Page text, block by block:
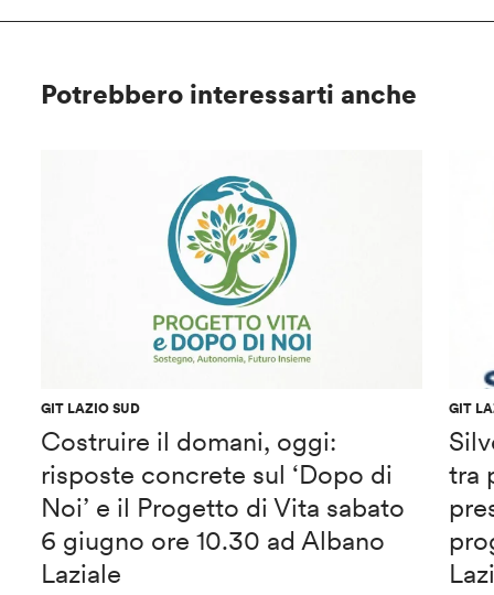
Potrebbero interessarti anche
GIT LAZIO SUD
Costruire il domani, oggi:
risposte concrete sul ‘Dopo di
Noi’ e il Progetto di Vita sabato
6 giugno ore 10.30 ad Albano
Laziale
GIT
tra